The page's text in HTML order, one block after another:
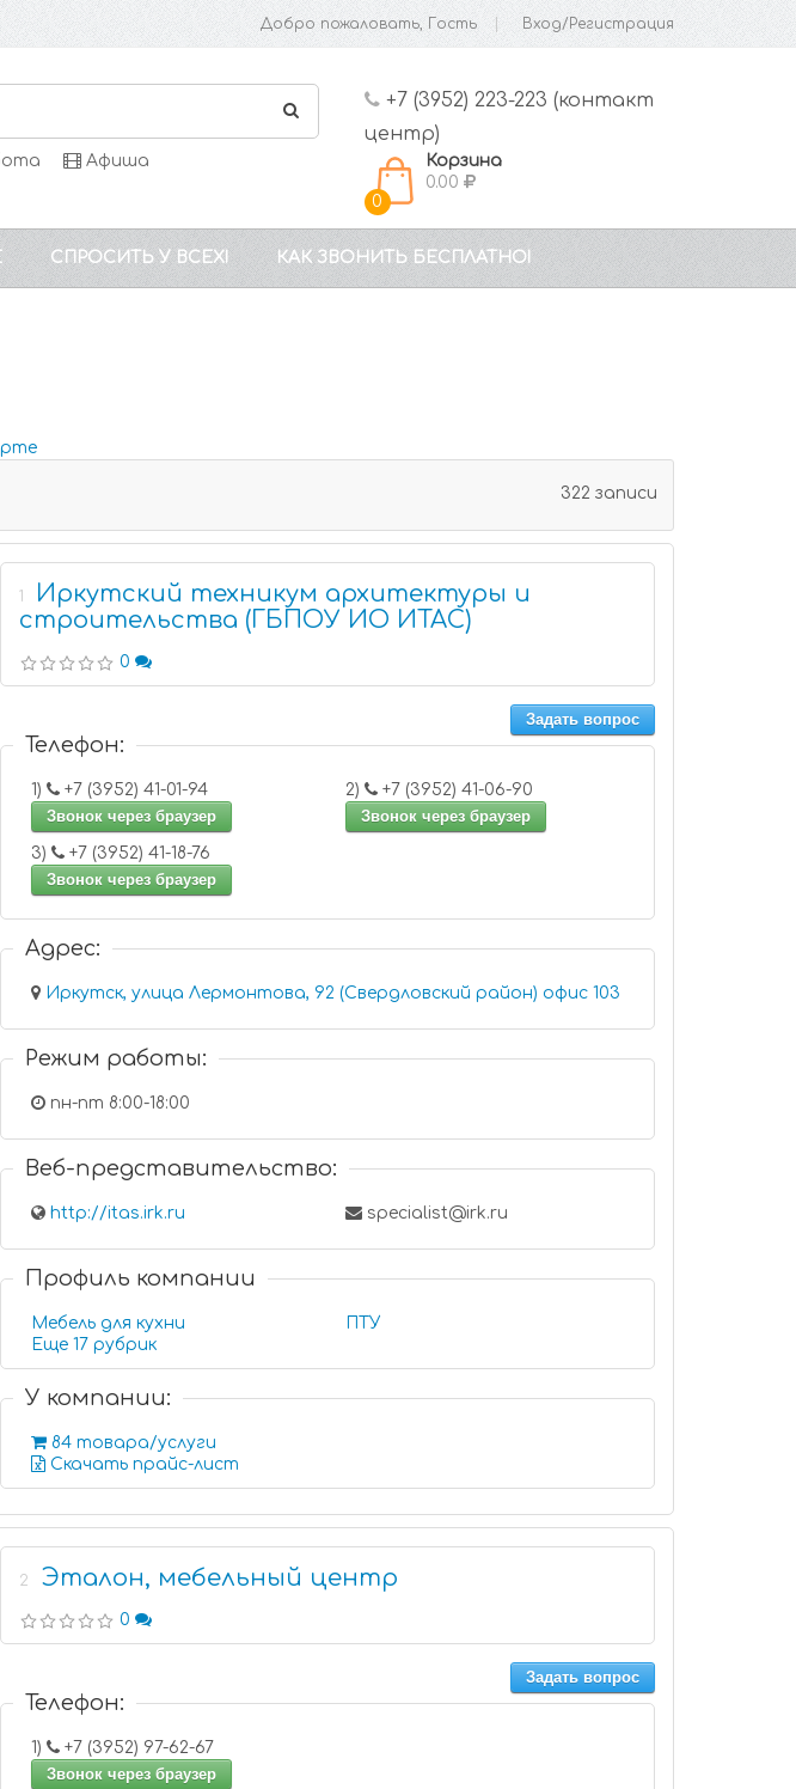
Добро пожаловать, Гость Вход/Регистрация
Афиша
+7 (3952) 223-223 (контакт
центр)
0
Корзина
0.00
СПРОСИТЬ У ВСЕХ! КАК ЗВОНИТЬ БЕСПЛАТНО!
322 записи
1
Иркутский техникум архитектуры и
строительства (ГБПОУ ИО ИТАС)
0
Задать вопрос
Телефон:
1)
+7 (3952) 41-01-94
Звонок через браузер
2)
+7 (3952) 41-06-90
Звонок через браузер
3)
+7 (3952) 41-18-76
Звонок через браузер
Адрес:
Иркутск, улица Лермонтова, 92 (Свердловский район) офис 103
Режим работы:
пн-пт 8:00-18:00
Веб-представительство:
http://itas.irk.ru specialist@irk.ru
Профиль компании
Мебель для кухни
ПТУ
Еще 17 рубрик
У компании:
84 товара/услуги
Скачать прайс-лист
2 Эталон, мебельный центр
0
Задать вопрос
Телефон:
1)
+7 (3952) 97-62-67
Звонок через браузер